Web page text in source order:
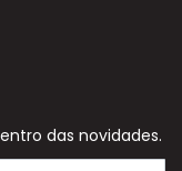
das novidades.